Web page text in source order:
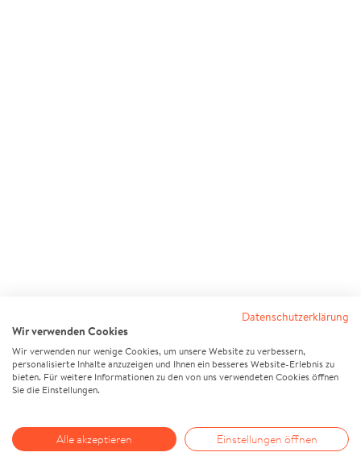
Datenschutzerklärung
Wir verwenden Cookies
Wir verwenden nur wenige Cookies, um unsere Website zu verbessern,
personalisierte Inhalte anzuzeigen und Ihnen ein besseres Website-Erlebnis zu
bieten. Für weitere Informationen zu den von uns verwendeten Cookies öffnen
Sie die Einstellungen.
Alle akzeptieren Einstellungen öffnen